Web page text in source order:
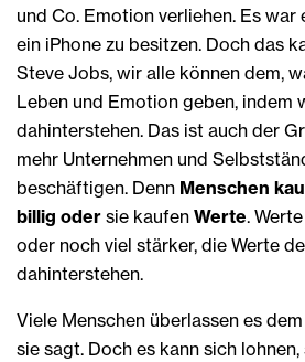
und Co. Emotion verliehen. Es war
ein iPhone zu besitzen. Doch das
Steve Jobs, wir alle können dem,
Leben und Emotion geben, indem
dahinterstehen. Das ist auch der
mehr Unternehmen und
beschäftigen. Denn Menschen
billig oder sie kaufen Werte.
oder noch viel stärker, die Werte
dahinterstehen.
Viele Menschen überlassen es
sie sagt. Doch es kann sich